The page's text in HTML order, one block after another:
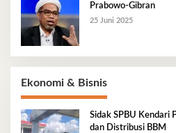
Prabowo-Gibran
25 Juni 2025
Ekonomi & Bisnis
Sidak SPBU Kendari
dan Distribusi BBM